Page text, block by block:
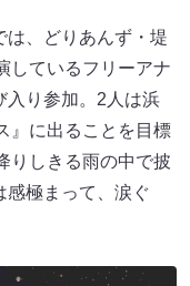
は、どりあんず・堤
しているフリーアナ
入り参加。2人は浜
』に出ることを目標
りしきる雨の中で披
感極まって、涙ぐ